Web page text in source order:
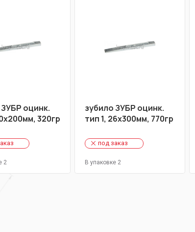
оцинк.
320гр
2
зубило ЗУБР оцинк.
тип 1, 26х300мм, 770гр
под заказ
В упаковке 2